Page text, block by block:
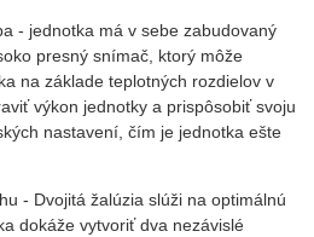
- jednotka má v sebe zabudovaný
presný snímač, ktorý môže
na základe teplotných rozdielov v
výkon jednotky a prispôsobiť svoju
nastavení, čím je jednotka ešte
- Dvojitá žalúzia slúži na optimálnú
dokáže vytvoriť dva nezávislé